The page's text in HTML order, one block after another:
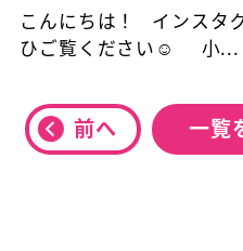
こんにちは！ インスタ
ひご覧ください☺ 小...
前へ 一覧